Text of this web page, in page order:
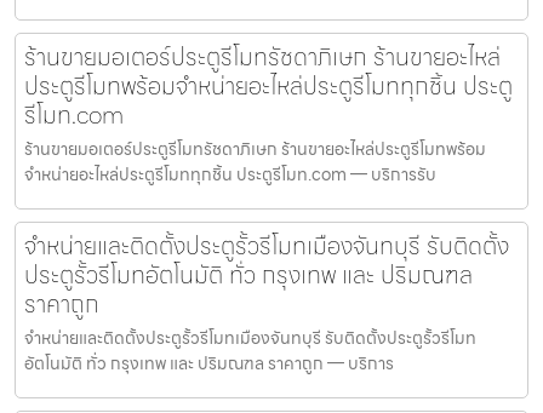
ร้านขายมอเตอร์ประตูรีโมทรัชดาภิเษก ร้านขายอะไหล่
ประตูรีโมทพร้อมจำหน่ายอะไหล่ประตูรีโมททุกชิ้น ประตู
รีโมท.com
ร้านขายมอเตอร์ประตูรีโมทรัชดาภิเษก ร้านขายอะไหล่ประตูรีโมทพร้อม
จำหน่ายอะไหล่ประตูรีโมททุกชิ้น ประตูรีโมท.com — บริการรับ
จำหน่ายและติดตั้งประตูรั้วรีโมทเมืองจันทบุรี รับติดตั้ง
ประตูรั้วรีโมทอัตโนมัติ ทั่ว กรุงเทพ และ ปริมณฑล
ราคาถูก
จำหน่ายและติดตั้งประตูรั้วรีโมทเมืองจันทบุรี รับติดตั้งประตูรั้วรีโมท
อัตโนมัติ ทั่ว กรุงเทพ และ ปริมณฑล ราคาถูก — บริการ